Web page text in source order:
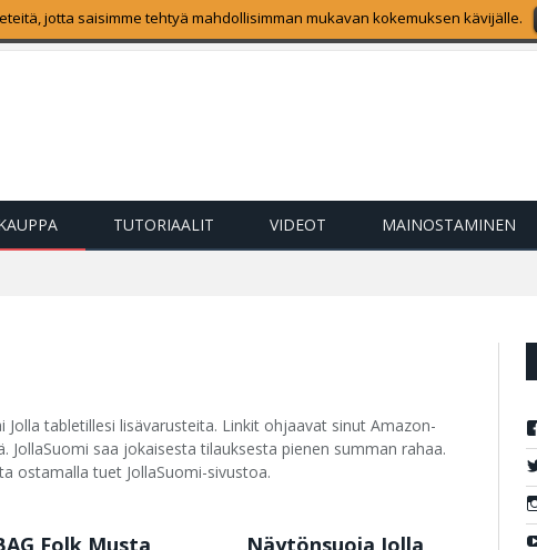
Kiiminkijoki on nyt ladattavissa
TUTORIAALIT VIDEOT MAINOSTAMINEN
Jolla tabletillesi lisävarusteita. Linkit ohjaavat sinut Amazon-
saa jokaisesta tilauksesta pienen summan rahaa.
ostamalla tuet JollaSuomi-sivustoa.
Folk Musta
Näytönsuoja Jolla
jotta saisimme tehtyä mahdollisimman mukavan kokemuksen kävijälle.